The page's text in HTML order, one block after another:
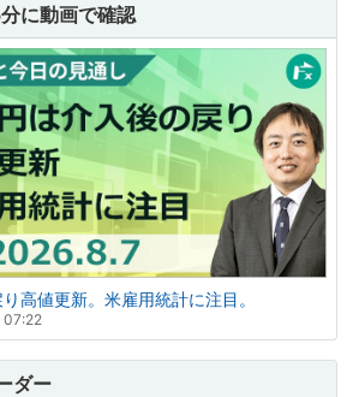
に動画で確認
高値更新。米雇用統計に注目。
ダー